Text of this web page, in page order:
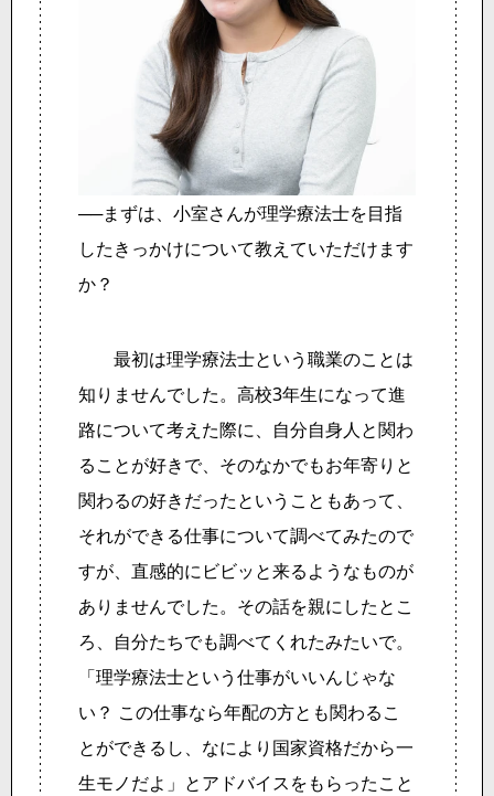
──まずは、小室さんが理学療法士を目指
したきっかけについて教えていただけます
か？
最初は理学療法士という職業のことは
知りませんでした。高校3年生になって進
路について考えた際に、自分自身人と関わ
ることが好きで、そのなかでもお年寄りと
関わるの好きだったということもあって、
それができる仕事について調べてみたので
すが、直感的にビビッと来るようなものが
ありませんでした。その話を親にしたとこ
ろ、自分たちでも調べてくれたみたいで。
「理学療法士という仕事がいいんじゃな
い？ この仕事なら年配の方とも関わるこ
とができるし、なにより国家資格だから一
生モノだよ」とアドバイスをもらったこと